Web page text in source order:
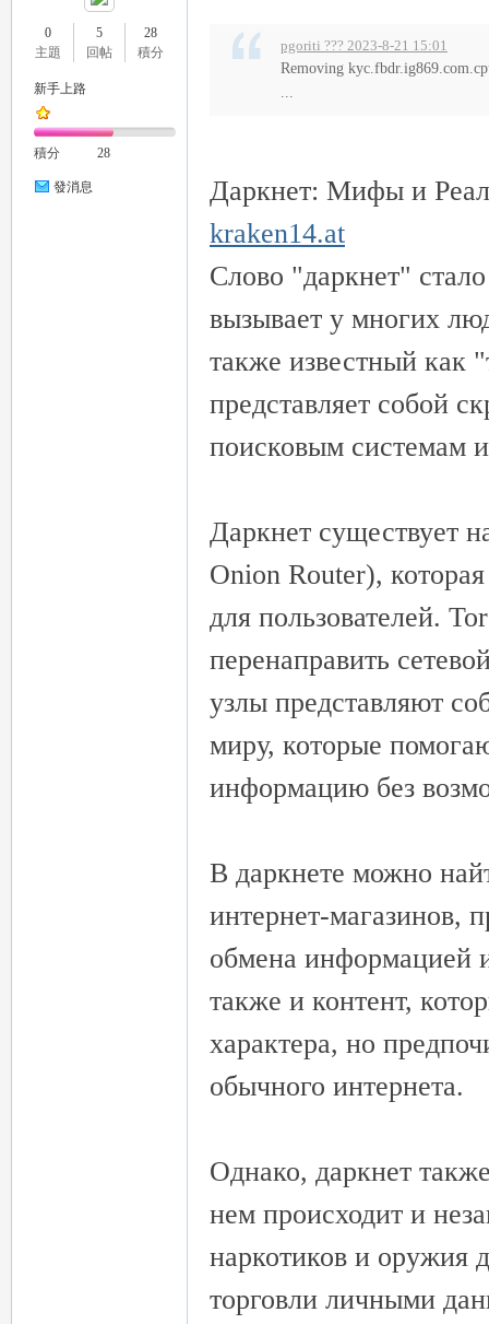
0
主題
5
回帖
28
積分
新手上路
積分 28
發消息
pgoriti ??? 2023-8-21 15:01
Removing
...
Даркнет: Мифы и
kraken14.at
Слово "даркнет"
вызывает у многих
также известный как
представляет собой
поисковым системам
Даркнет существует
Onion Router),
для пользователей.
перенаправить
узлы представляют
миру, которые
информацию без
В даркнете можно
интернет-магазинов,
обмена информацией
также и контент,
характера, но
обычного интернета.
Однако, даркнет
нем происходит и
наркотиков и оружия
торговли личными